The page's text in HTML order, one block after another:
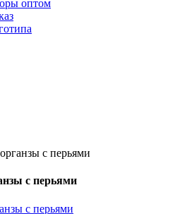
оптом
с перьями
с перьями